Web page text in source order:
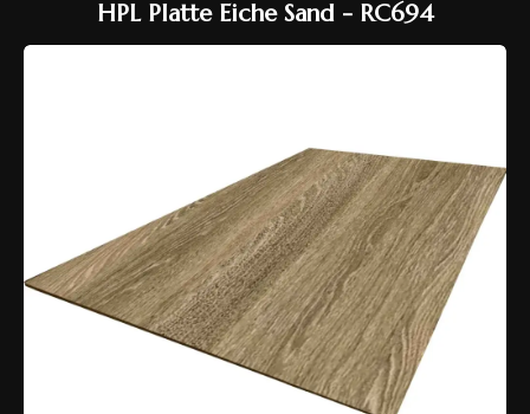
HPL Platte Eiche Sand - RC694